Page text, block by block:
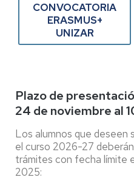
CONVOCATORIA
ERASMUS+
UNIZAR
Plazo de
24 de noviembre al
Los alumnos que deseen
el curso 2026-27
trámites con fecha límite
2025: